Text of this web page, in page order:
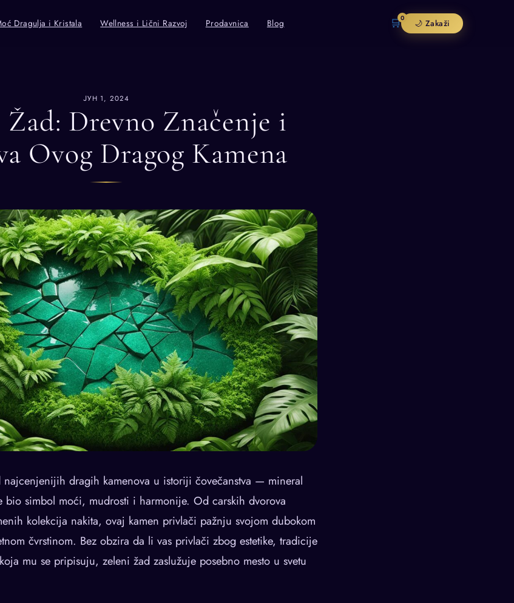
Dragulja i Kristala Wellness i Lični Razvoj Prodavnica Blog 🛒0 🌙 Zakaži
ЈУН 1, 2024
Drevno Značenje i
Ovog Dragog Kamena
dragih kamenova u istoriji čovečanstva — mineral
bio simbol moći, mudrosti i harmonije. Od carskih dvorova
kolekcija nakita, ovaj kamen privlači pažnju svojom dubokom
čvrstinom. Bez obzira da li vas privlači zbog estetike, tradicije
mu se pripisuju, zeleni žad zaslužuje posebno mesto u svetu